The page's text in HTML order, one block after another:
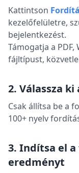
Kattintson
kezelőfelületre,
bejelentkezést.
Támogatja a
fájltípust,
2. Válassza
Csak állítsa be a
100+ nyelv
3. Indítsa el
eredményt